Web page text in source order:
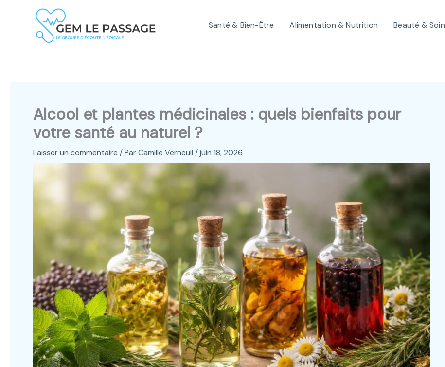
Santé & Bien-Être Alimentation & Nutrition Beauté & Soin
Alcool et plantes médicinales : quels bienfaits pour
votre santé au naturel ?
Laisser un commentaire / ParCamille Verneuil /juin 18, 2026